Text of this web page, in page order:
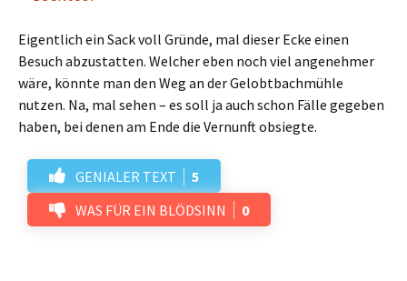
Eigentlich ein Sack voll Gründe, mal dieser Ecke einen
Besuch abzustatten. Welcher eben noch viel angenehmer
wäre, könnte man den Weg an der Gelobtbachmühle
nutzen. Na, mal sehen – es soll ja auch schon Fälle gegeben
haben, bei denen am Ende die Vernunft obsiegte.
GENIALER TEXT
5
WAS FÜR EIN BLÖDSINN
0